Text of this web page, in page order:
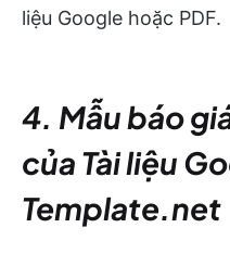
liệu Google hoặc PDF.
4. Mẫu báo
của Tài liệu
Template.net